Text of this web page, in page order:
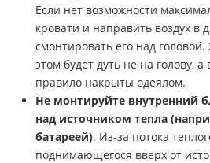
Если нет возможности
кровати и направить воздух в
смонтировать его над
этом будет дуть не на голову, а
правило накрыты одеялом.
Не монтируйте внутренний
над источником тепла
батареей). Из-за потока
поднимающегося вверх от